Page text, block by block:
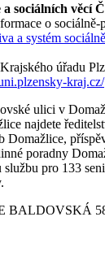
sociálních věcí
o
a systém
úřadu
kraj.cz/
ulici v
najdete
Domažlice,
poradny
pro 133
BALDOVSKÁ